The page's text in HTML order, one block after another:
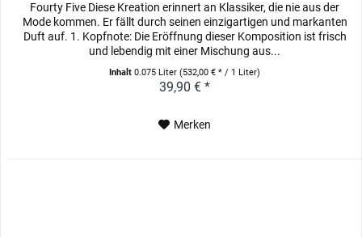
Fourty Five Diese Kreation erinnert an Klassiker, die nie aus der
Mode kommen. Er fällt durch seinen einzigartigen und markanten
Duft auf. 1. Kopfnote: Die Eröffnung dieser Komposition ist frisch
und lebendig mit einer Mischung aus...
Inhalt0.075 Liter(532,00 € * / 1 Liter)
39,90 € *
Merken